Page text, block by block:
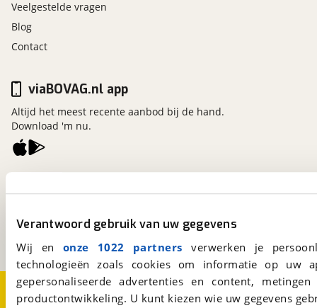
Verantwoord gebruik van uw gegevens
Wij en onze 1022 partners verwerken je
technologieën zoals cookies om informatie op
gepersonaliseerde advertenties en content,
productontwikkeling. U kunt kiezen wie uw gegevens
Veelgestelde vragen
Blog
Contact
Een initiatief van
viaBOVAG.nl app
Altijd het meest recente aanbod bij de hand.
Download 'm nu.
Over viaBOVAG.nlDisclaimer- en Privacyverklaring
CookievoorkeurenVacatures